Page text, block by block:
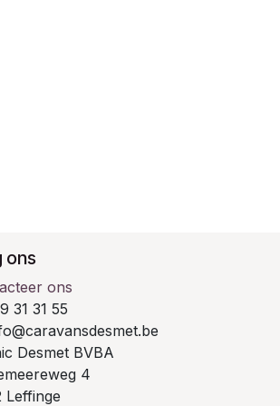
ons
ons
31 31 55
Desmet BVBA
4
Leffinge